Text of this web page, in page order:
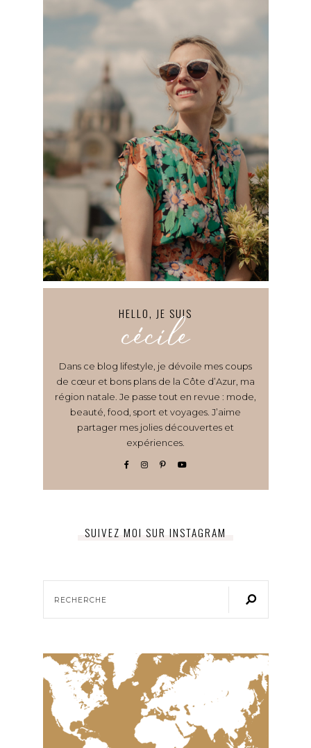
HELLO, JE SUIS
cécile
Dans ce blog lifestyle, je dévoile mes coups
de cœur et bons plans de la Côte d’Azur, ma
région natale. Je passe tout en revue : mode,
beauté, food, sport et voyages. J’aime
partager mes jolies découvertes et
expériences.
SUIVEZ MOI SUR INSTAGRAM